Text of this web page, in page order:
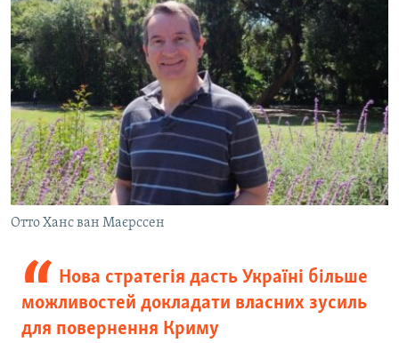
Отто Ханс ван Маєрссен
Нова стратегія дасть Україні більше
можливостей докладати власних зусиль
для повернення Криму